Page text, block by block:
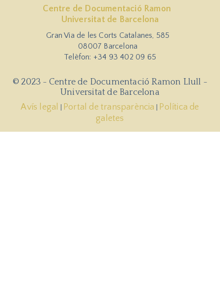
Centre de Documentació Ramon
Universitat de Barcelona
Gran Via de les Corts Catalanes, 585
08007 Barcelona
Telèfon: +34 93 402 09 65
© 2023 - Centre de Documentació Ramon Llull -
Universitat de Barcelona
Avís legal
Portal de transparència
Política de
galetes